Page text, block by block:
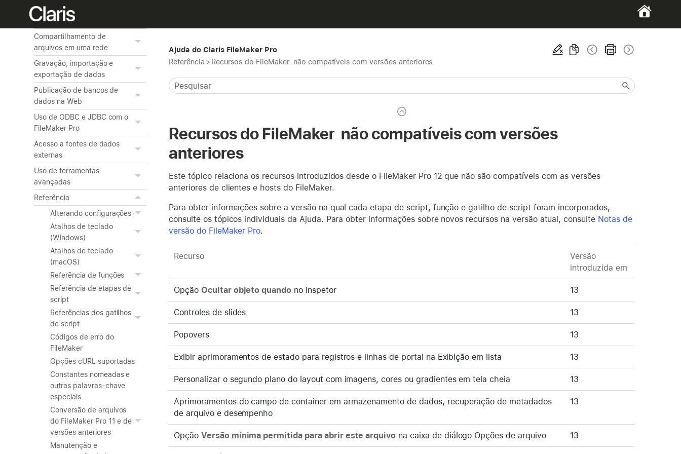
scripts
Gerenciamento de segurança
Compartilhamento de
arquivos em uma rede
Gravação, importação e
exportação de dados
Publicação de bancos de
dados na Web
Uso de ODBC e JDBC com o
FileMaker Pro
Acesso a fontes de dados
externas
Uso de ferramentas
avançadas
Referência
Alterando configurações
Atalhos de teclado
(Windows)
Atalhos de teclado
(macOS)
Referência de funções
Referência de etapas de
script
Referências dos gatilhos
de script
Códigos de erro do
FileMaker
Opções cURL suportadas
Constantes nomeadas e
outras palavras-chave
especiais
Conversão de arquivos
do FileMaker Pro 11 e de
versões anteriores
Manutenção e
Ajuda do Claris FileMaker Pro
Referência > Recursos do FileMaker não compatíveis com versões anteriores
Recursos do FileMaker não compatíveis com versões
anteriores
Este tópico relaciona os recursos introduzidos desde o FileMaker Pro 12 que não são compatíveis com as versões
anteriores de clientes e hosts do FileMaker.
Para obter informações sobre a versão na qual cada etapa de script, função e gatilho de script foram incorporados,
consulte os tópicos individuais da Ajuda. Para obter informações sobre novos recursos na versão atual, consulte Notas de
versão do FileMaker Pro.
Recurso
Versão
introduzida em
Opção Ocultar objeto quando no Inspetor 13
Controles de slides 13
Popovers 13
Exibir aprimoramentos de estado para registros e linhas de portal na Exibição em lista 13
Personalizar o segundo plano do layout com imagens, cores ou gradientes em tela cheia 13
Aprimoramentos do campo de container em armazenamento de dados, recuperação de metadados
de arquivo e desempenho
13
Opção Versão mínima permitida para abrir este arquivo na caixa de diálogo Opções de arquivo 13